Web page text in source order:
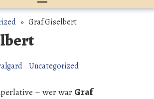
» Graf Giselbert
Uncategorized
– wer war Graf